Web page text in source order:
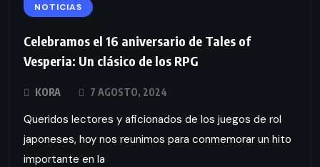
NOTICIAS
Celebramos el 16 aniversario de Tales of
Vesperia: Un clásico de los RPG
KORA 7 AGOSTO, 2024
Queridos lectores y aficionados de los juegos de rol
japoneses, hoy nos reunimos para conmemorar un hito
importante en la